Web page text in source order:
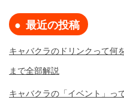
最近の投稿
キャバクラのドリンクって何
まで全部解説
キャバクラの「イベント」っ